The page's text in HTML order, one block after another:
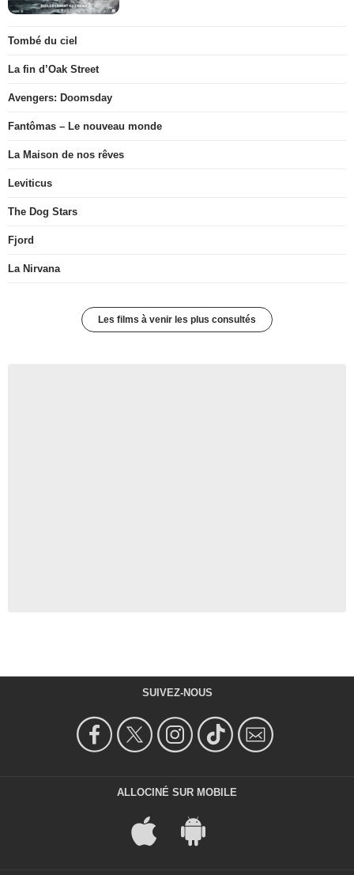
Tombé du ciel
La fin d’Oak Street
Avengers: Doomsday
Fantômas – Le nouveau monde
La Maison de nos rêves
Leviticus
The Dog Stars
Fjord
La Nirvana
Les films à venir les plus consultés
SUIVEZ-NOUS
ALLOCINÉ SUR MOBILE